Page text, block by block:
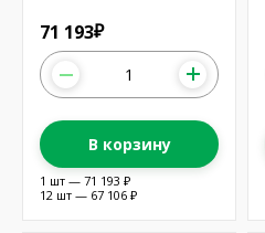
71 193₽
В корзину
1 шт — 71 193 ₽
12 шт — 67 106 ₽